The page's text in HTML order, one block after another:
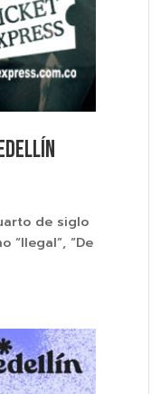
de siglo
“Ilegal”, “De